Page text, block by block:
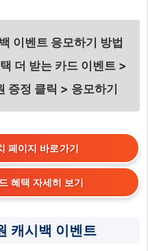
이벤트 응모하기 방법
더 받는 카드 이벤트 >
증정 클릭 > 응모하기
페이지 바로가기
혜택 자세히 보기
캐시백 이벤트